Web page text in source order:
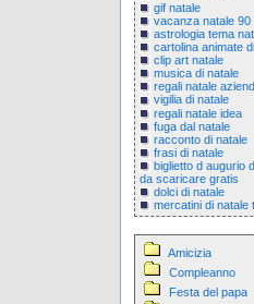
gif natale
vacanza natale 90
astrologia tema
cartolina animate
clip art natale
musica di natale
regali natale
vigilia di natale
regali natale idea
fuga dal natale
racconto di natale
frasi di natale
biglietto d augurio
da scaricare gratis
dolci di natale
mercatini di natale
Amicizia
Compleanno
Festa del papa